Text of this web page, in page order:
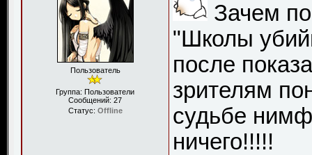
Пользователь
Группа: Пользователи
Сообщений:27
Статус: Offline
Зачем
"Школы
после
зрителям
судьбе
ничего!!!!!